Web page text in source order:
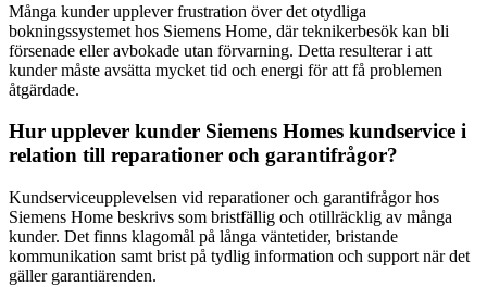
Många kunder upplever frustration över det otydliga
bokningssystemet hos Siemens Home, där teknikerbesök kan bli
försenade eller avbokade utan förvarning. Detta resulterar i att
kunder måste avsätta mycket tid och energi för att få problemen
åtgärdade.
Hur upplever kunder Siemens Homes kundservice i
relation till reparationer och garantifrågor?
Kundserviceupplevelsen vid reparationer och garantifrågor hos
Siemens Home beskrivs som bristfällig och otillräcklig av många
kunder. Det finns klagomål på långa väntetider, bristande
kommunikation samt brist på tydlig information och support när det
gäller garantiärenden.